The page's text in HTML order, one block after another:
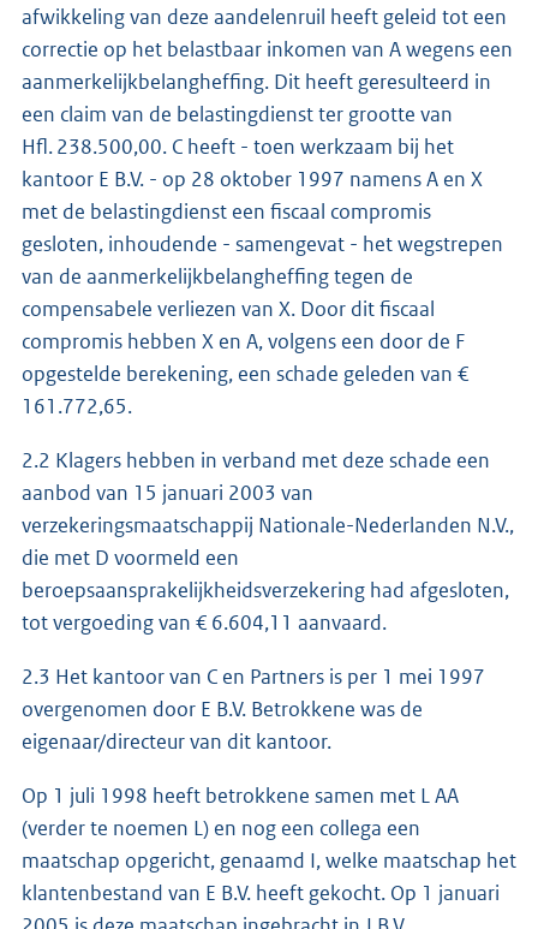
afwikkeling van deze aandelenruil heeft geleid tot een
correctie op het belastbaar inkomen van A wegens een
aanmerkelijkbelangheffing. Dit heeft geresulteerd in
een claim van de belastingdienst ter grootte van
Hfl. 238.500,00. C heeft - toen werkzaam bij het
kantoor E B.V. - op 28 oktober 1997 namens A en X
met de belastingdienst een fiscaal compromis
gesloten, inhoudende - samengevat - het wegstrepen
van de aanmerkelijkbelangheffing tegen de
compensabele verliezen van X. Door dit fiscaal
compromis hebben X en A, volgens een door de F
opgestelde berekening, een schade geleden van €
161.772,65.
2.2 Klagers hebben in verband met deze schade een
aanbod van 15 januari 2003 van
verzekeringsmaatschappij Nationale-Nederlanden N.V.,
die met D voormeld een
beroepsaansprakelijkheidsverzekering had afgesloten,
tot vergoeding van € 6.604,11 aanvaard.
2.3 Het kantoor van C en Partners is per 1 mei 1997
overgenomen door E B.V. Betrokkene was de
eigenaar/directeur van dit kantoor.
Op 1 juli 1998 heeft betrokkene samen met L AA
(verder te noemen L) en nog een collega een
maatschap opgericht, genaamd I, welke maatschap het
klantenbestand van E B.V. heeft gekocht. Op 1 januari